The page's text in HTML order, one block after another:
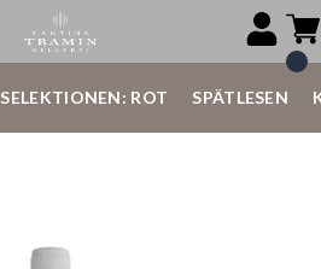
SELEKTIONEN: ROT SPÄTLESEN